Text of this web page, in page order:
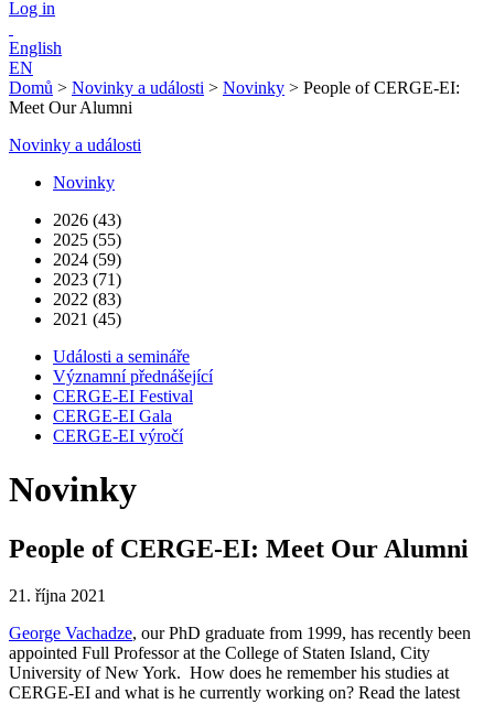
Log in
English
EN
Domů > Novinky a události > Novinky > People of CERGE-EI:
Meet Our Alumni
Novinky a události
Novinky
2026 (43)
2025 (55)
2024 (59)
2023 (71)
2022 (83)
2021 (45)
Události a semináře
Významní přednášející
CERGE-EI Festival
CERGE-EI Gala
CERGE-EI výročí
Novinky
People of CERGE-EI: Meet Our Alumni
21. října 2021
George Vachadze, our PhD graduate from 1999, has recently been
appointed Full Professor at the College of Staten Island, City
University of New York. How does he remember his studies at
CERGE-EI and what is he currently working on? Read the latest